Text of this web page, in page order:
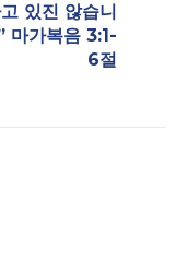
있진 않습니
마가복음 3:1-
6절